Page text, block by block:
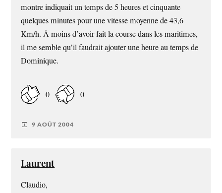
montre indiquait un temps de 5 heures et cinquante
quelques minutes pour une vitesse moyenne de 43,6
Km/h. À moins d’avoir fait la course dans les maritimes,
il me semble qu’il faudrait ajouter une heure au temps de
Dominique.
0 0
9 AOÛT 2004
Laurent
Claudio,